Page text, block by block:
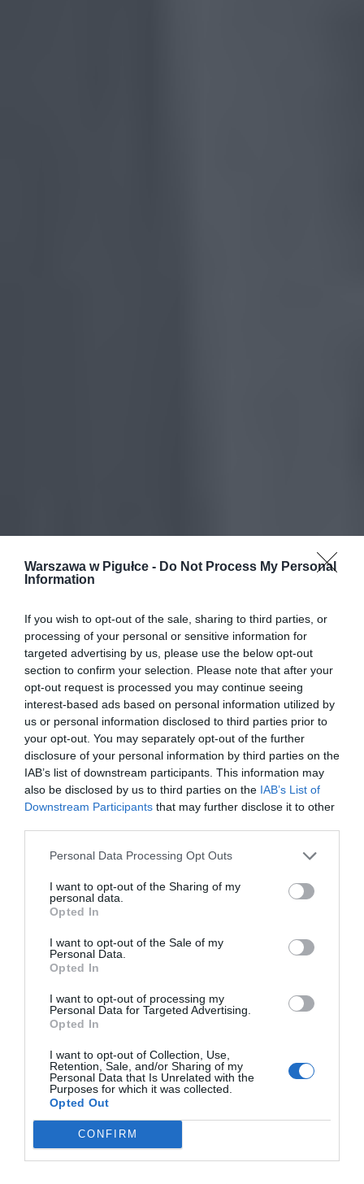
Warszawa w Pigułce - Do Not Process My Personal
Information
If you wish to opt-out of the sale, sharing to third parties, or
processing of your personal or sensitive information for
targeted advertising by us, please use the below opt-out
section to confirm your selection. Please note that after your
opt-out request is processed you may continue seeing
interest-based ads based on personal information utilized by
us or personal information disclosed to third parties prior to
your opt-out. You may separately opt-out of the further
disclosure of your personal information by third parties on the
IAB’s list of downstream participants. This information may
also be disclosed by us to third parties on the IAB’s List of
Downstream Participants that may further disclose it to other
Personal Data Processing Opt Outs
I want to opt-out of the Sharing of my
personal data.
Opted In
I want to opt-out of the Sale of my
Personal Data.
Opted In
I want to opt-out of processing my
Personal Data for Targeted Advertising.
Opted In
I want to opt-out of Collection, Use,
Retention, Sale, and/or Sharing of my
Personal Data that Is Unrelated with the
Purposes for which it was collected.
Opted Out
CONFIRM